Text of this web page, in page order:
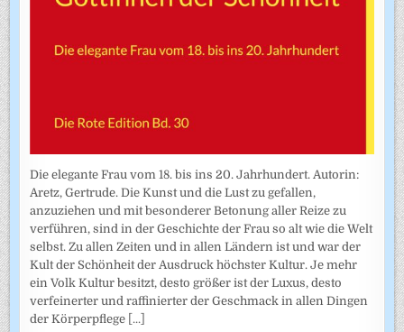
Die elegante Frau vom 18. bis ins 20. Jahrhundert. Autorin:
Aretz, Gertrude. Die Kunst und die Lust zu gefallen,
anzuziehen und mit besonderer Betonung aller Reize zu
verführen, sind in der Geschichte der Frau so alt wie die Welt
selbst. Zu allen Zeiten und in allen Ländern ist und war der
Kult der Schönheit der Ausdruck höchster Kultur. Je mehr
ein Volk Kultur besitzt, desto größer ist der Luxus, desto
verfeinerter und raffinierter der Geschmack in allen Dingen
der Körperpflege [...]